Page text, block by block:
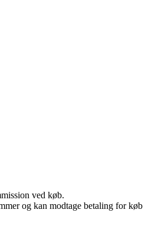
ved køb.
og kan modtage betaling for